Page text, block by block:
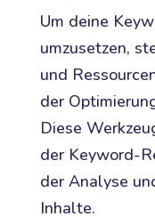
Um deine
umzusetzen,
und
der
Diese
der Keyword-
der Analyse
Inhalte.